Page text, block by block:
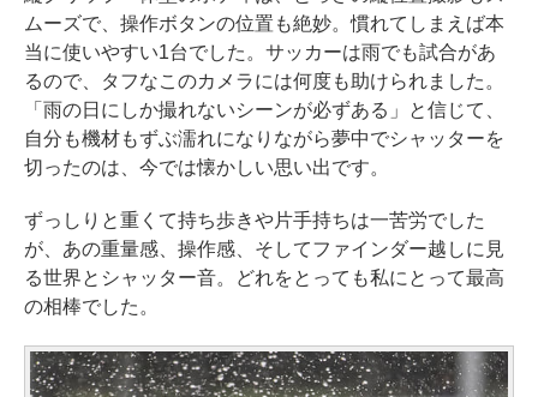
ムーズで、操作ボタンの位置も絶妙。慣れてしまえば本
当に使いやすい1台でした。サッカーは雨でも試合があ
るので、タフなこのカメラには何度も助けられました。
「雨の日にしか撮れないシーンが必ずある」と信じて、
自分も機材もずぶ濡れになりながら夢中でシャッターを
切ったのは、今では懐かしい思い出です。
ずっしりと重くて持ち歩きや片手持ちは一苦労でした
が、あの重量感、操作感、そしてファインダー越しに見
る世界とシャッター音。どれをとっても私にとって最高
の相棒でした。